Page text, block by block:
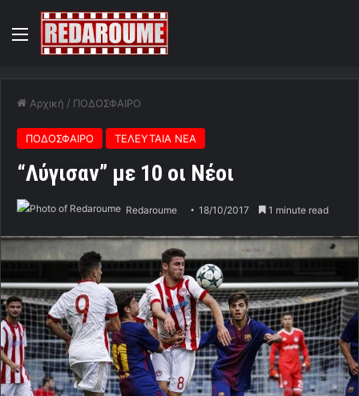
Menu
Αρχική / ΠΟΔΟΣΦΑΙΡΟ
ΠΟΔΟΣΦΑΙΡΟ ΤΕΛΕΥΤΑΙΑ ΝΕΑ
“Λύγισαν” με 10 οι Νέοι
Redaroume 18/10/2017 1 minute read